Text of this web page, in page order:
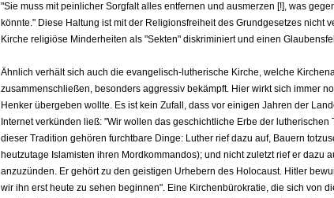
"Sie muss mit peinlicher Sorgfalt alles entfernen und ausmerzen [!], was
könnte." Diese Haltung ist mit der Religionsfreiheit des Grundgesetzes nicht
Kirche religiöse Minderheiten als "Sekten" diskriminiert und einen
Ähnlich verhält sich auch die evangelisch-lutherische Kirche, welche
zusammenschließen, besonders aggressiv bekämpft. Hier wirkt sich immer
Henker übergeben wollte. Es ist kein Zufall, dass vor einigen Jahren der
Internet verkünden ließ: "Wir wollen das geschichtliche Erbe der
dieser Tradition gehören furchtbare Dinge: Luther rief dazu auf, Bauern
heutzutage Islamisten ihren Mordkommandos); und nicht zuletzt rief er dazu
anzuzünden. Er gehört zu den geistigen Urhebern des Holocaust. Hitler
wir ihn erst heute zu sehen beginnen". Eine Kirchenbürokratie, die sich von